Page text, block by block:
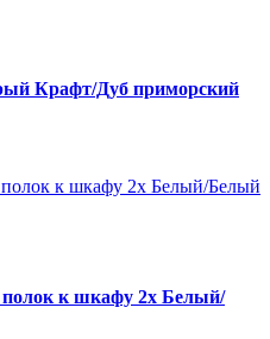
Крафт/Дуб приморский
к шкафу 2х Белый/